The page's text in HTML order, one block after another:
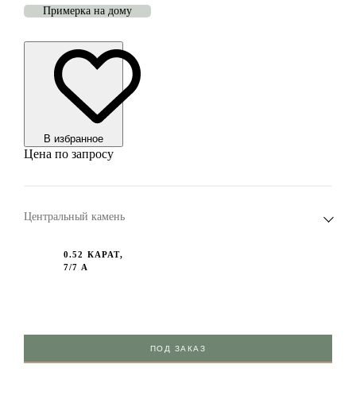
Примерка на дому
В избранноe
Цена по запросу
Центральный камень
0.52 КАРАТ,
7/7 А
ПОД ЗАКАЗ